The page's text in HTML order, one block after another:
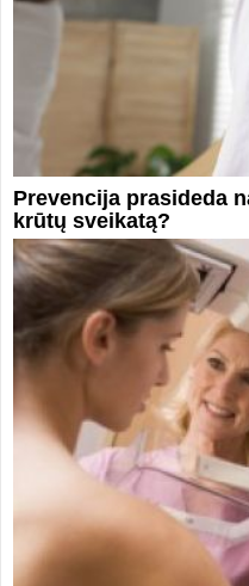
Prevencija prasideda
krūtų sveikatą?